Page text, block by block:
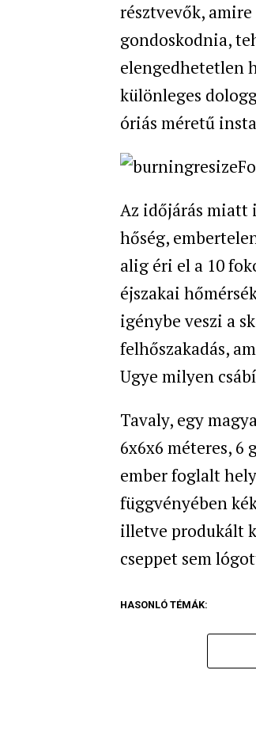
résztvevők,
gondoskodnia,
elengedhetetlen
különleges
óriás méretű
Az időjárás miatt
hőség,
alig éri el a 10
éjszakai
igénybe veszi a
felhőszakadás,
Ugye milyen
Tavaly, egy
6x6x6 méteres, 6
ember foglalt
függvényében
illetve produkált
cseppet sem
HASONLÓ TÉMÁK: